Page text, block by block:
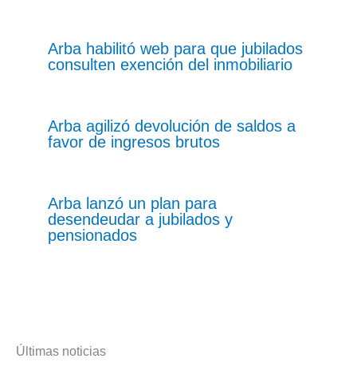
Arba habilitó web para que jubilados
consulten exención del inmobiliario
Arba agilizó devolución de saldos a
favor de ingresos brutos
Arba lanzó un plan para
desendeudar a jubilados y
pensionados
Últimas noticias